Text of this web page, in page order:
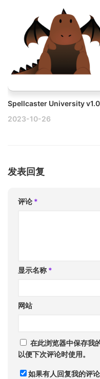
2023-10-26
发表回复
评论 *
显示名称 *
网站
在此浏览器中保存我
以便下次评论时使用。
如果有人回复我的评